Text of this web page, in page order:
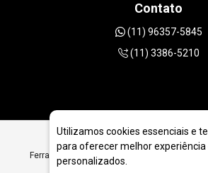
Contato
(11) 96357-5845
(11) 3386-5210
Ferramentas Diamantadas para Perfuração
Utilizamos cookies essenciais e
para oferecer melhor experiência
personalizados.